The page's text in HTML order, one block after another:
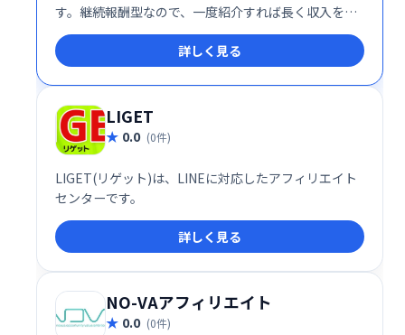
す。継続報酬型なので、一度紹介すれば長く収入を得
ることが可能です。Web収入を得たい方におすすめ
の、安定した収益モデルを提供します。
詳しく見る
LIGET
0.0 (0件)
LIGET(リゲット)は、LINEに対応したアフィリエイト
センターです。
詳しく見る
NO-VAアフィリエイト
0.0 (0件)